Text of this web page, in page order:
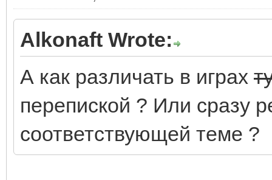
Alkonaft Wrote:
А как различать в играх
перепиской ? Или сразу
соответствующей теме ?